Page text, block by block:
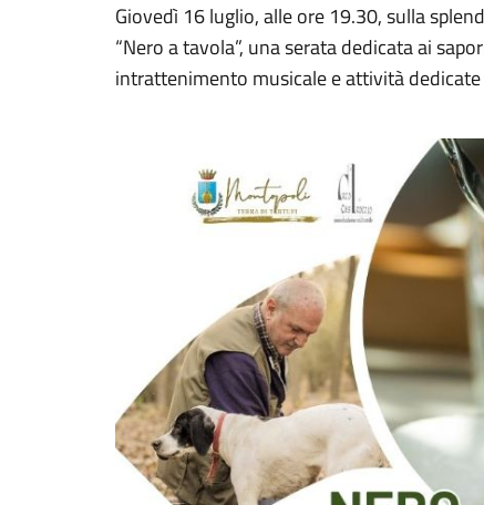
Giovedì 16 luglio, alle ore 19.30, sulla
“Nero a tavola”, una serata dedicata ai
intrattenimento musicale e attività dedicate